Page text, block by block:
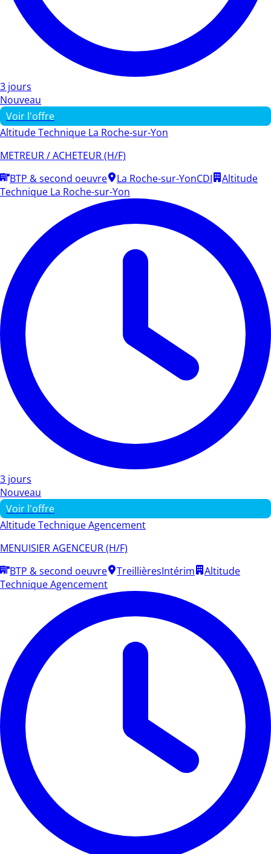
3 jours
Nouveau
Voir l'offre
Altitude Technique La Roche-sur-Yon
METREUR / ACHETEUR (H/F)
BTP & second oeuvre
La Roche-sur-YonCDI
Altitude
Technique La Roche-sur-Yon
3 jours
Nouveau
Voir l'offre
Altitude Technique Agencement
MENUISIER AGENCEUR (H/F)
BTP & second oeuvre
TreillièresIntérim
Altitude
Technique Agencement